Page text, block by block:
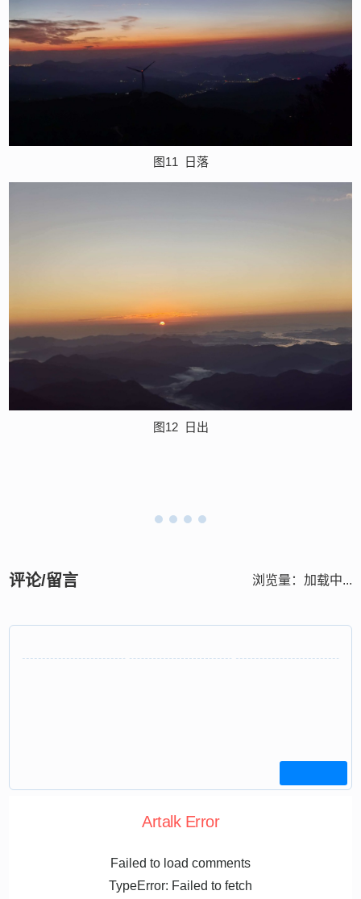
图11 日落
图12 日出
评论/留言 浏览量： 加载中...
Artalk Error
Failed to load comments
TypeError: Failed to fetch